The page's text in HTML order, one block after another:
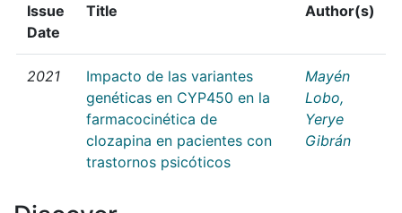
Issue
Date
Title Author(s)
2021
Impacto de las variantes
genéticas en CYP450 en la
farmacocinética de
clozapina en pacientes con
trastornos psicóticos
Mayén
Lobo,
Yerye
Gibrán